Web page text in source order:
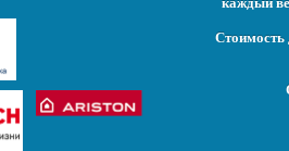
Стоимость